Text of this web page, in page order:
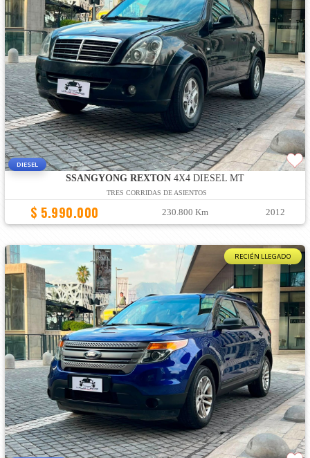
DIESEL
SSANGYONG REXTON4X4 DIESEL MT
TRES CORRIDAS DE ASIENTOS
$ 5.990.000 230.800 Km 2012
RECIÉN LLEGADO